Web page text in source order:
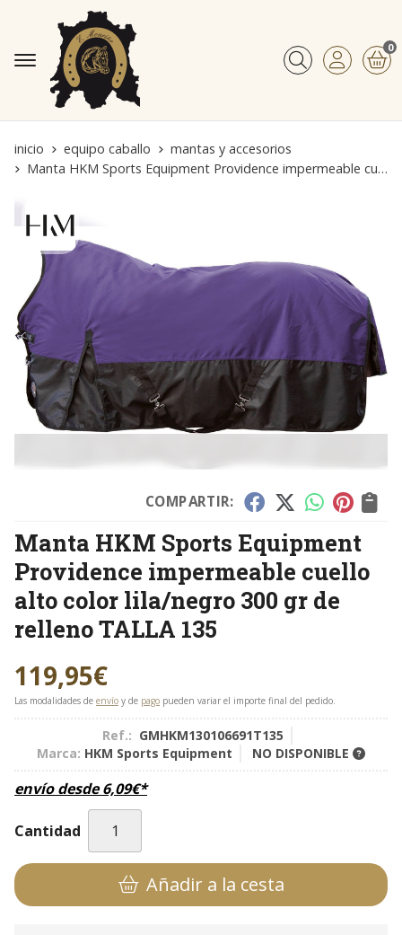
Buscar
0
inicio equipo caballo
mantas y accesorios
Manta HKM Sports Equipment Providence impermeable cuello alto color lila/negro 300 gr de relleno TALLA 135
COMPARTIR:
Manta HKM Sports Equipment
Providence impermeable cuello
alto color lila/negro 300 gr de
relleno TALLA 135
119,95€
Las modalidades de envío y de pago pueden variar el importe final del pedido.
Ref.: GMHKM130106691T135
Marca: HKM Sports Equipment NO DISPONIBLE
envío desde6,09€*
Cantidad
Añadir a la cesta